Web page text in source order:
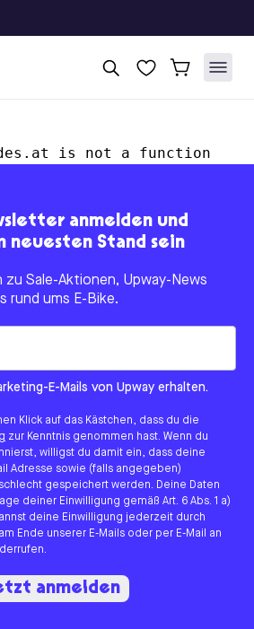
is not a function
anmelden und
neuesten Stand sein
zu Sale-Aktionen, Upway-News
rund ums E-Bike.
hear from us?
E-Mails von Upway erhalten.
Klick auf das Kästchen, dass du die
zur Kenntnis genommen hast. Wenn du
willigst du damit ein, dass deine
Adresse sowie (falls angegeben)
gespeichert werden. Deine Daten
deiner Einwilligung gemäß Art. 6 Abs. 1 a)
deine Einwilligung jederzeit durch
Ende unserer E-Mails oder per E-Mail an
anmelden